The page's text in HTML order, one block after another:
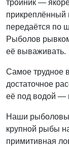
тройник —
прикреплённый
передаётся по
Рыболов
её вываживать.
Самое трудное
достаточное
её под водой —
Наши рыболовы
крупной рыбы
примитивная